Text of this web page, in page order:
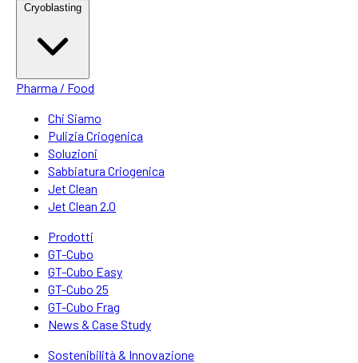
Cryoblasting
Pharma / Food
Chi Siamo
Pulizia Criogenica
Soluzioni
Sabbiatura Criogenica
Jet Clean
Jet Clean 2.0
Prodotti
GT-Cubo
GT-Cubo Easy
GT-Cubo 25
GT-Cubo Frag
News & Case Study
Sostenibilità & Innovazione